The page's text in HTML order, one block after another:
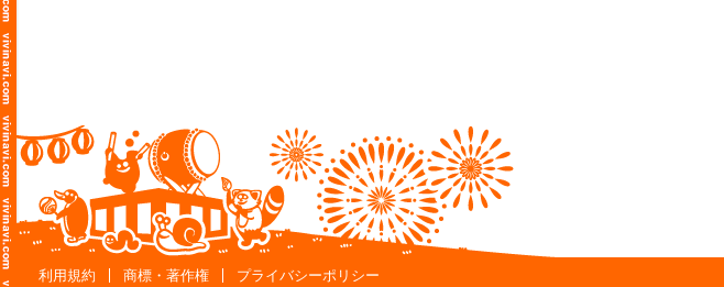
利用規約
商標・著作権 プライバシーポリシー